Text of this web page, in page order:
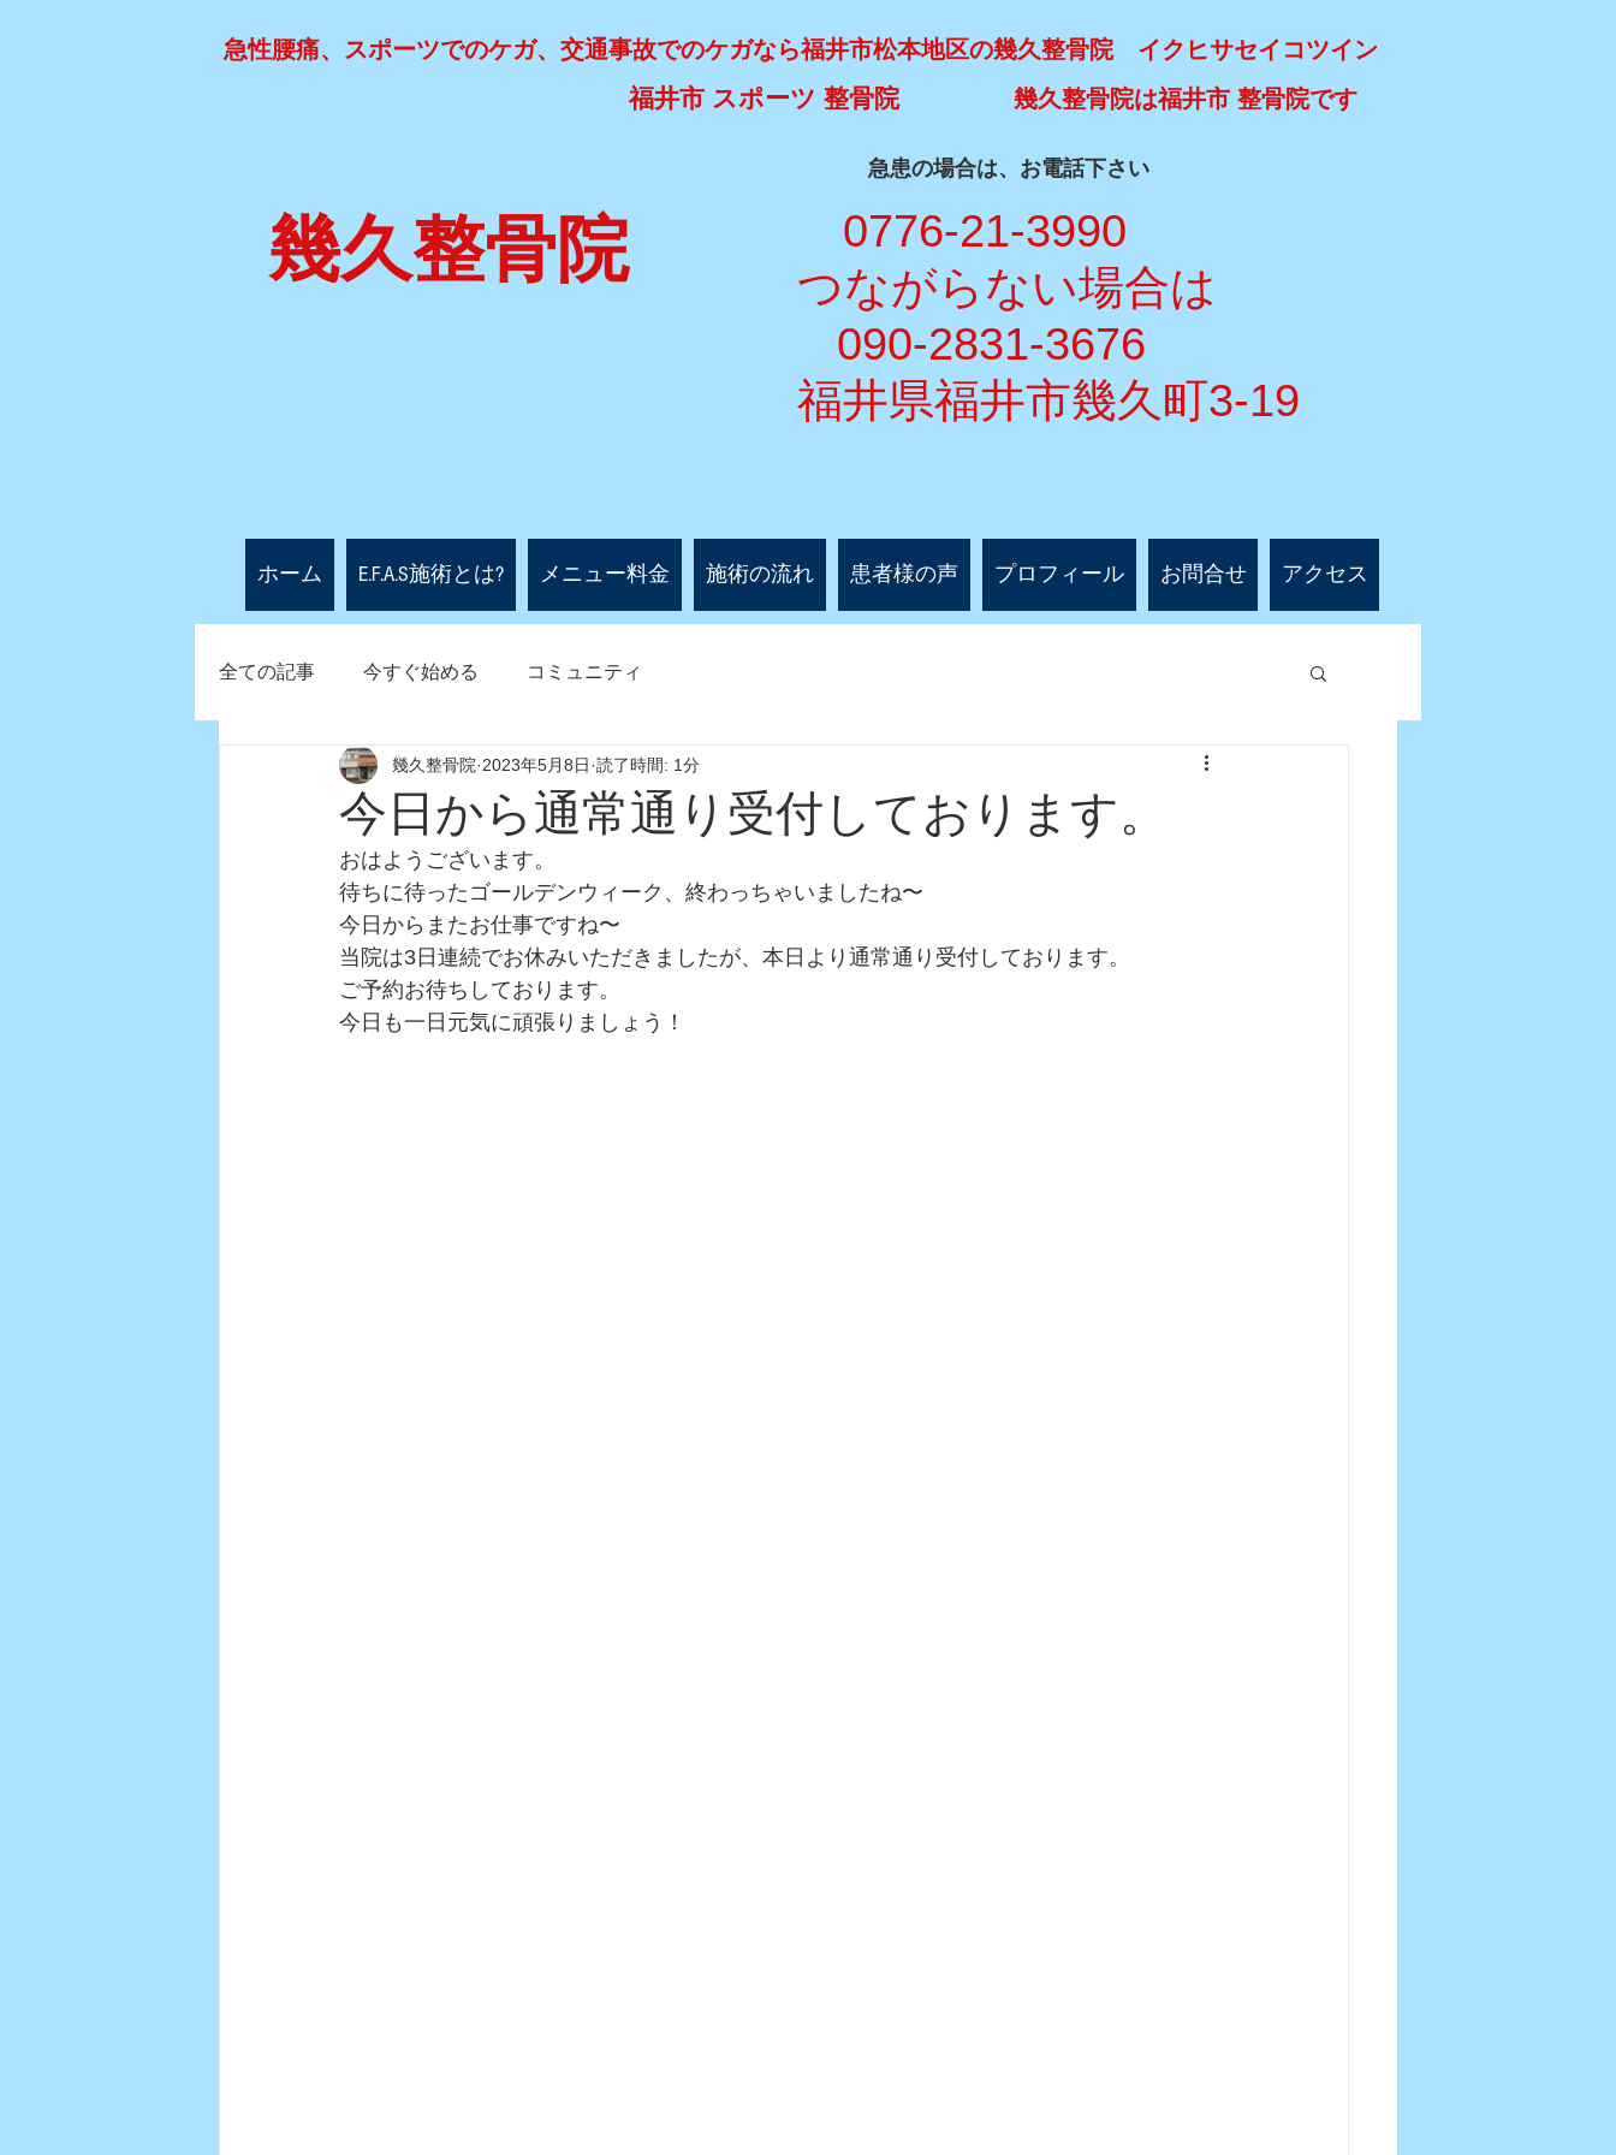
急性腰痛、スポーツでのケガ、交通事故でのケガなら福井市松本地区の幾久整骨院 イクヒサセイコツイン
幾久整骨院は福井市 整骨院です
福井市 スポーツ 整骨院
​急患の場合は、お電話下さい
幾久整骨院
​ 0776-21-3990
​つながらない場合は
090-2831-3676
福井県福井市幾久町3-19
ホーム E.F.A.S施術とは? メニュー料金 施術の流れ 患者様の声 プロフィール お問合せ アクセス
全ての記事 今すぐ始める コミュニティ
今日から通常通り受付しております。
幾久整骨院 2023年5月8日 読了時間: 1分
おはようございます。
待ちに待ったゴールデンウィーク、終わっちゃいましたね〜
今日からまたお仕事ですね〜
当院は3日連続でお休みいただきましたが、本日より通常通り受付しております。
ご予約お待ちしております。
今日も一日元気に頑張りましょう！